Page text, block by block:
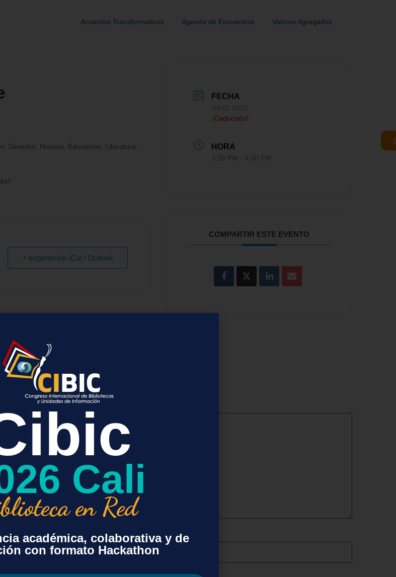
Acuerdos Transformativos Agenda de Encuentros Valores Agregados
Derecho, Historia, Educación, Literatura,
+ exportación iCal / Outlook
FECHA
¡Caducado!
HORA
COMPARTIR ESTE EVENTO
obligatorios están marcados con
Cali
en Red
académica, colaborativa y de
con formato Hackathon